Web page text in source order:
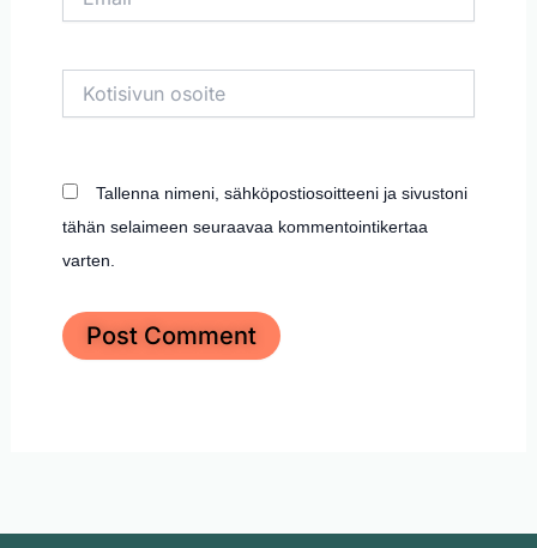
osoite
Tallenna nimeni, sähköpostiosoitteeni ja sivustoni
tähän selaimeen seuraavaa kommentointikertaa
varten.